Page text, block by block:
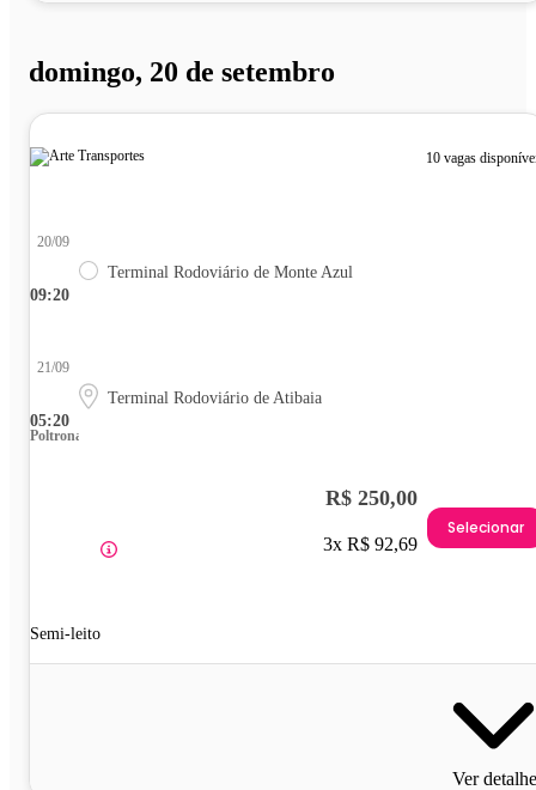
domingo, 20 de setembro
10 vagas
09:20
20/09
Terminal Rodoviário de Monte Azul
05:20
21/09
Terminal Rodoviário de Atibaia
Poltrona
Semi-leito
R$ 250,00
3x R$ 92,69
Selecionar
Ver